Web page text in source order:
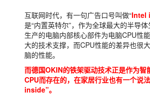
互联网时代，有一句广告口号叫做“Intel
是“内置英特尔”，作为全球最大的半导
生产的电脑内部核心部件为电脑CPU性
大的技术支撑，而CPU性能的差异也很
脑的性能。
而德国OKIN的铁架驱动技术正是作为智
CPU而存在的，在家居行业也有一个说
inside”。